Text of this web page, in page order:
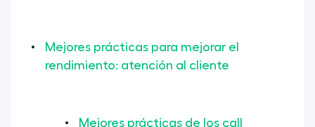
Mejores prácticas para mejorar el
rendimiento: atención al cliente
Mejores prácticas de los call